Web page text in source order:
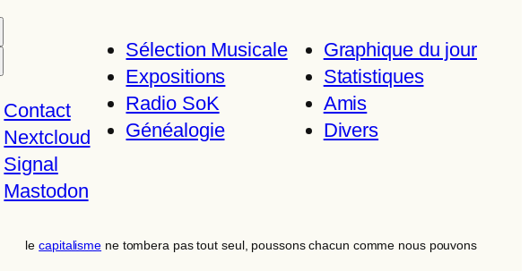
Contact
Nextcloud
Signal
Mastodon
Sélection Musicale
Expositions
Radio SoK
Généalogie
Graphique du jour
Statistiques
Amis
Divers
lecapitalisme ne tombera pas tout seul, poussons chacun comme nous pouvons